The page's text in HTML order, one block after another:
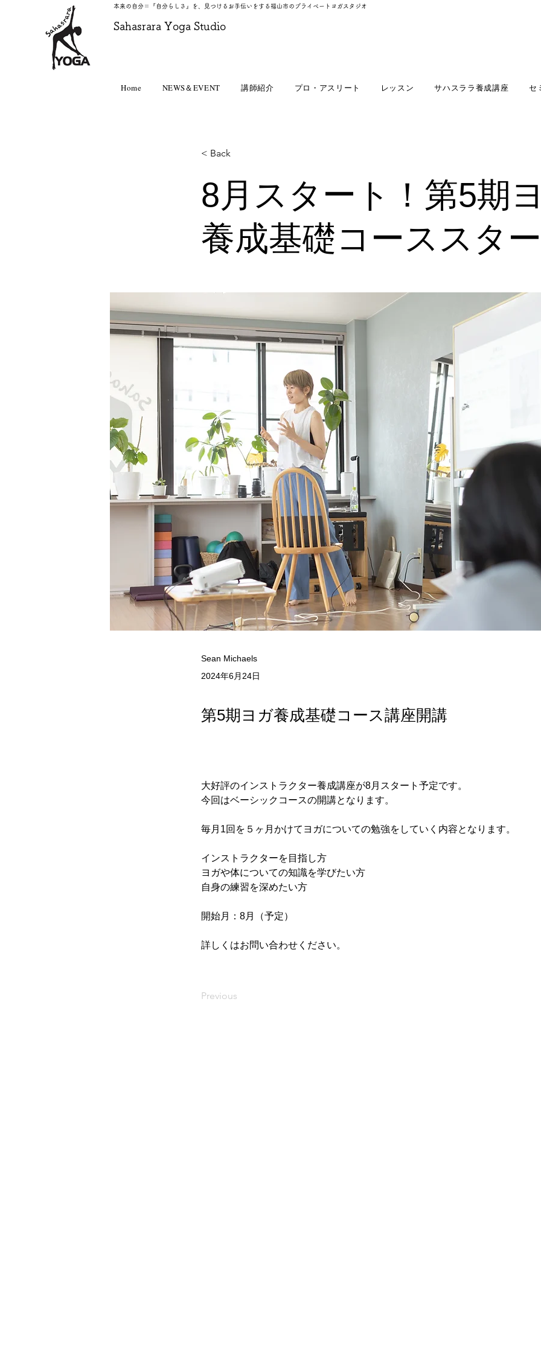
本来の自分＝『自分らしさ』を、見つけるお手伝いをする福山市のプライベートヨガスタジオ
​Sahasrara Yoga Studio
Home NEWS＆EVENT 講師紹介 プロ・アスリート レッスン サハスララ養成講座 セ
< Back
8月スタート！第5期
養成基礎コーススタ
Sean Michaels
2024年6月24日
第5期ヨガ養成基礎コース講座開講
大好評のインストラクター養成講座が8月スタート予定です。
今回はベーシックコースの開講となります。
毎月1回を５ヶ月かけてヨガについての勉強をしていく内容となります。
インストラクターを目指し方
ヨガや体についての知識を学びたい方
自身の練習を深めたい方
開始月：8月（予定）
詳しくはお問い合わせください。
Previous